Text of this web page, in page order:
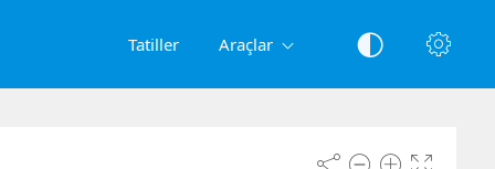
Tatiller Araçlar